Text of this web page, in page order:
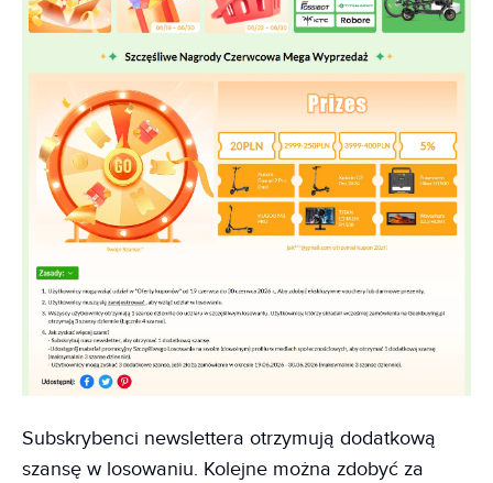
Subskrybenci newslettera otrzymują dodatkową
szansę w losowaniu. Kolejne można zdobyć za